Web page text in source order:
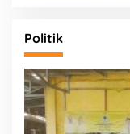
Politik